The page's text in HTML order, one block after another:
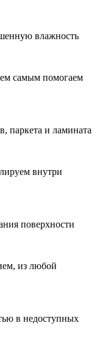
влажность
самым помогаем
паркета и ламината
внутри
поверхности
из любой
в недоступных